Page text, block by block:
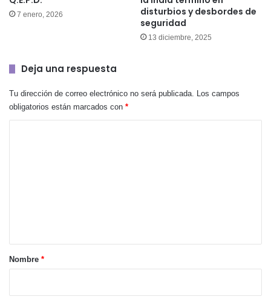
7 enero, 2026
disturbios y desbordes de
seguridad
13 diciembre, 2025
Deja una respuesta
Tu dirección de correo electrónico no será publicada. Los campos
obligatorios están marcados con *
rNombre *